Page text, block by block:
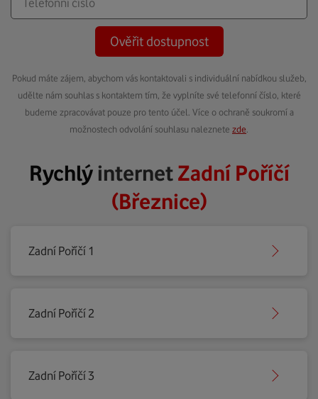
Ověřit dostupnost
Pokud máte zájem, abychom vás kontaktovali s individuální nabídkou služeb,
udělte nám souhlas s kontaktem tím, že vyplníte své telefonní číslo, které
budeme zpracovávat pouze pro tento účel. Více o ochraně soukromí a
možnostech odvolání souhlasu naleznete zde
RychlýinternetZadní Poříčí
(Březnice)
Zadní Poříčí 1
Zadní Poříčí 2
Zadní Poříčí 3